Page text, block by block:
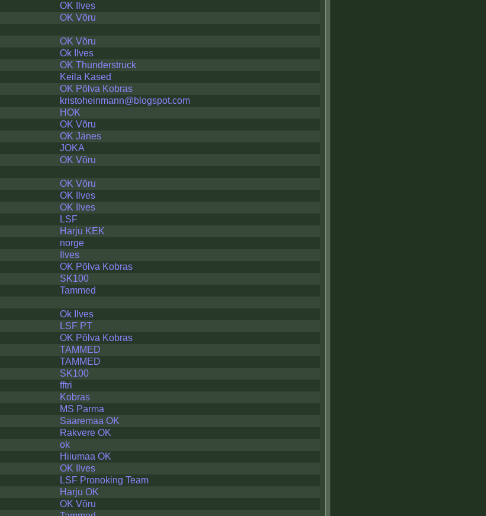
OK Ilves
OK Võru
OK Võru
Ok Ilves
OK Thunderstruck
Keila Kased
OK Põlva Kobras
kristoheinmann@blogspot.com
HOK
OK Võru
OK Jänes
JOKA
OK Võru
OK Võru
OK Ilves
OK Ilves
LSF
Harju KEK
norge
Ilves
OK Põlva Kobras
SK100
Tammed
Ok Ilves
LSF PT
OK Põlva Kobras
TAMMED
TAMMED
SK100
fftri
Kobras
MS Parma
Saaremaa OK
Rakvere OK
ok
Hiiumaa OK
OK Ilves
LSF Pronoking Team
Harju OK
OK Võru